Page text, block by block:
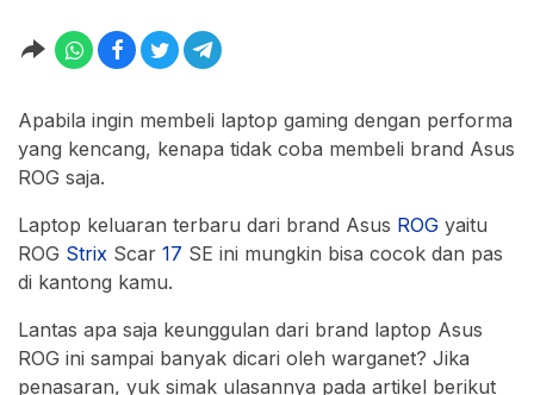
Apabila ingin membeli laptop gaming dengan performa
yang kencang, kenapa tidak coba membeli brand Asus
ROG saja.
Laptop keluaran terbaru dari brand Asus ROG yaitu
ROG Strix Scar 17 SE ini mungkin bisa cocok dan pas
di kantong kamu.
Lantas apa saja keunggulan dari brand laptop Asus
ROG ini sampai banyak dicari oleh warganet? Jika
penasaran, yuk simak ulasannya pada artikel berikut